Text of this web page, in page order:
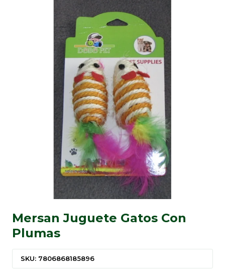
Mersan Juguete Gatos Con
Plumas
SKU: 7806868185896